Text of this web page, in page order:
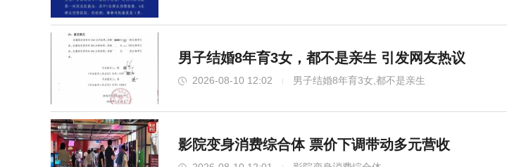
男子结婚8年育3女，都不是亲生 引发网友热议
2026-08-10 12:02 男子结婚8年育3女,都不是亲生
影院变身消费综合体 票价下调带动多元营收